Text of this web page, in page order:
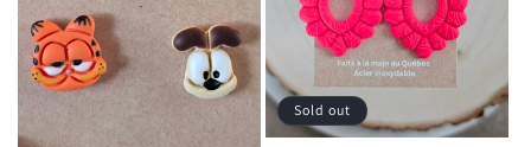
Sold out